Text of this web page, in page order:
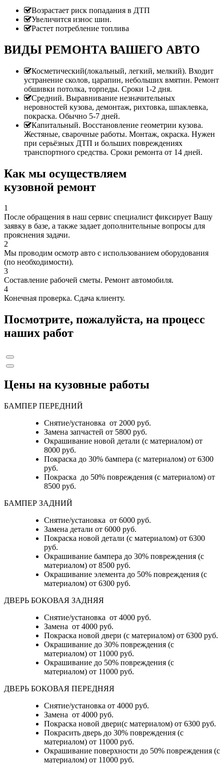
Возрастает риск попадания в ДТП
Увеличится износ шин.
Растет потребление топлива
ВИДЫ РЕМОНТА ВАШЕГО АВТО
Косметический(локальный, легкий, мелкий). Входит
устранение сколов, царапин, небольших вмятин. Ремонт
обшивки потолка, торпеды. Сроки 1-2 дня.
Средний. Выравнивание незначительных
неровностей кузова, демонтаж, рихтовка, шпаклевка,
покраска. Обычно 5-7 дней.
Капитальный. Восстановление геометрии кузова.
Жестяные, сварочные работы. Монтаж, окраска. Нужен
при серьёзных ДТП и больших повреждениях
транспортного средства. Сроки ремонта от 14 дней.
Как мы осуществляем
кузовной ремонт
1
После обращения в наш сервис специалист фиксирует Вашу
заявку в базе, а также задает дополнительные вопросы для
прояснения задачи.
2
Мы проводим осмотр авто с использованием оборудования
(по необходимости).
3
Составление рабочей сметы. Ремонт автомобиля.
4
Конечная проверка. Сдача клиенту.
Посмотрите, пожалуйста, на процесс
наших работ
Цены на кузовные работы
БАМПЕР ПЕРЕДНИЙ
Снятие/установка от 2000 руб.
Замена запчастей от 5800 руб.
Окрашивание новой детали (с материалом) от
8000 руб.
Покраска до 30% бампера (с материалом) от 6300
руб.
Покраска до 50% повреждения (с материалом) от
8500 руб.
БАМПЕР ЗАДНИЙ
Снятие/установка от 6000 руб.
Замена детали от 6000 руб.
Покраска новой детали (с материалом) от 6300
руб.
Окрашивание бампера до 30% повреждения (с
материалом) от 8500 руб.
Окрашивание элемента до 50% повреждения (с
материалом) от 6300 руб.
ДВЕРЬ БОКОВАЯ ЗАДНЯЯ
Снятие/установка от 4000 руб.
Замена от 4000 руб.
Покраска новой двери (с материалом) от 6300 руб.
Окрашивание до 30% повреждения (с
материалом) от 11000 руб.
Окрашивание до 50% повреждения (с
материалом) от 11000 руб.
ДВЕРЬ БОКОВАЯ ПЕРЕДНЯЯ
Снятие/установка от 4000 руб.
Замена от 4000 руб.
Покраска новой двери(с материалом) от 6300 руб.
Покрасить дверь до 30% повреждения (с
материалом) от 11000 руб.
Окрашивание поверхности до 50% повреждения (с
материалом) от 11000 руб.